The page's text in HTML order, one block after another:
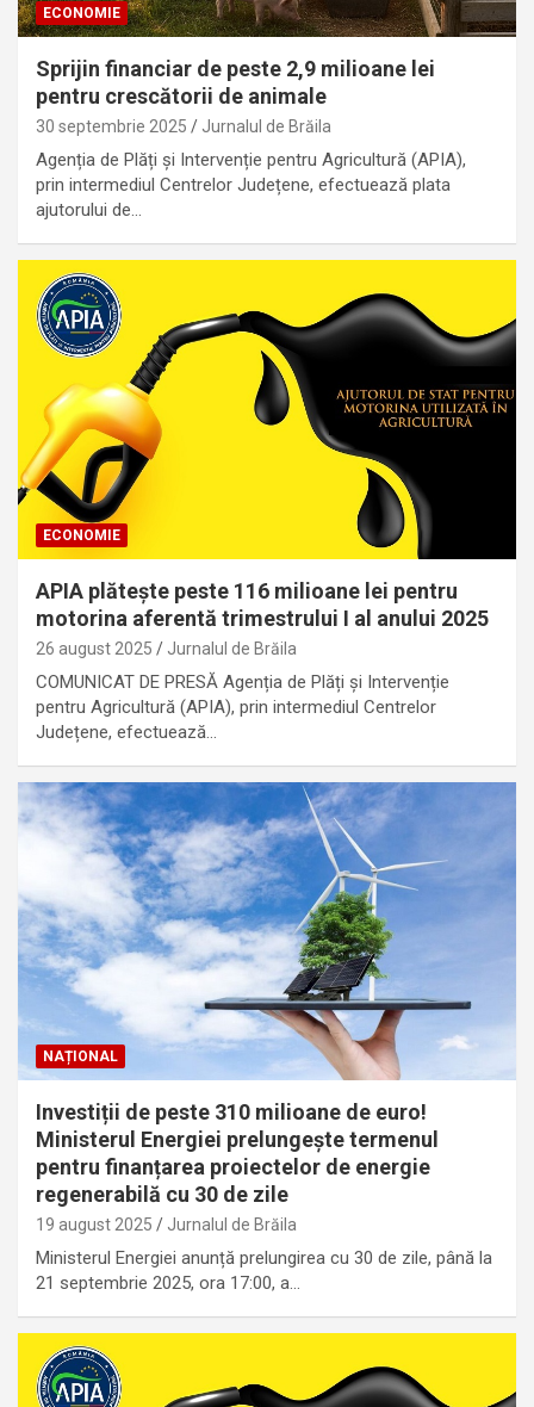
ECONOMIE
Sprijin financiar de peste 2,9 milioane lei
pentru crescătorii de animale
30 septembrie 2025 Jurnalul de Brăila
Agenția de Plăți şi Intervenție pentru Agricultură (APIA),
prin intermediul Centrelor Județene, efectuează plata
ajutorului de…
ECONOMIE
APIA plătește peste 116 milioane lei pentru
motorina aferentă trimestrului I al anului 2025
26 august 2025 Jurnalul de Brăila
COMUNICAT DE PRESĂ Agenția de Plăți și Intervenție
pentru Agricultură (APIA), prin intermediul Centrelor
Județene, efectuează…
NAȚIONAL
Investiții de peste 310 milioane de euro!
Ministerul Energiei prelungește termenul
pentru finanțarea proiectelor de energie
regenerabilă cu 30 de zile
19 august 2025 Jurnalul de Brăila
Ministerul Energiei anunță prelungirea cu 30 de zile, până la
21 septembrie 2025, ora 17:00, a…